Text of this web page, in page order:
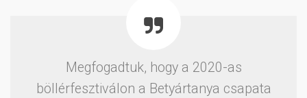
Megfogadtuk, hogy a 2020-as
böllérfesztiválon a Betyártanya csapata